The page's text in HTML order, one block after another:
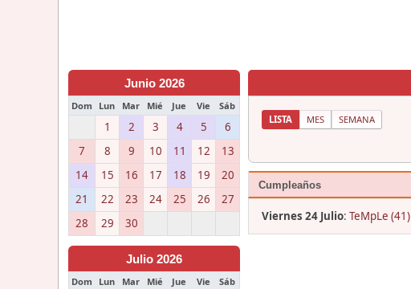
Junio 2026
Dom Lun Mar Mié Jue Vie Sáb
1 2 3 4 5
6
7
8 9 10 11 12
13
14
15 16 17 18 19
20
21
22 23 24 25 26
27
28
29 30
Julio 2026
Dom Lun Mar Mié Jue Vie Sáb
LISTA MES SEMANA
Cumpleaños
Viernes 24 Julio: TeMpLe (41)